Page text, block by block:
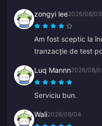
reîncărcarea de
prieteni despre asta.
zongyi lee2026/08/03
Am fost sceptic la
tranzacție de test
platformă cu
rămân așa, aceasta
Luq Mannn2026/08/
Serviciu bun.
Wali2026/08/04